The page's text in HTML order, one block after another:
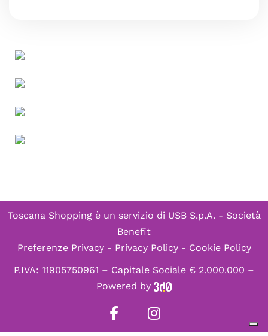
Toscana Shopping è un servizio di USB S.p.A. - Società
Benefit
Preferenze Privacy- Privacy Policy- Cookie Policy
P.IVA: 11905750961 – Capitale Sociale € 2.000.000 –
Powered by